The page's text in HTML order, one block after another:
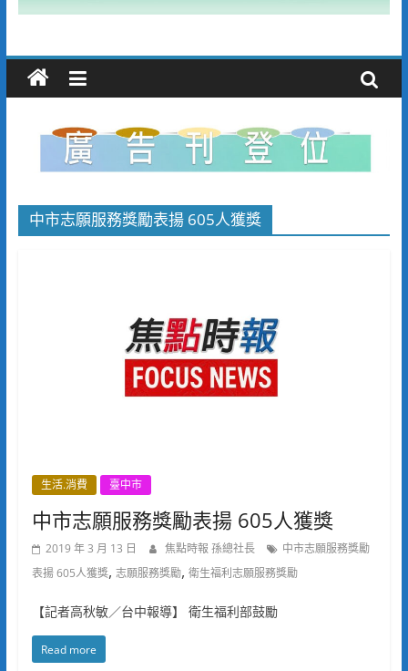
中市志願服務獎勵表揚 605人獲獎
生活.消費 臺中市
中市志願服務獎勵表揚 605人獲獎
2019 年 3 月 13 日 焦點時報 孫總社長
中市志願服務獎勵
表揚 605人獲獎, 志願服務獎勵, 衛生福利志願服務獎勵
【記者高秋敏／台中報導】 衛生福利部鼓勵
Read more